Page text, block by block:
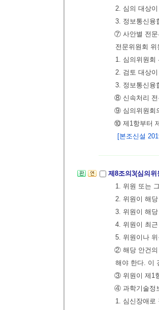
2. 심의 대상
3. 정보통신융
⑦ 사안별 전문
전문위원회
1. 심의위원회
2. 검토 대상
3. 정보통신융
⑧ 신속처리 전
⑨ 심의위원회
⑩ 제1항부터
[본조신설
제8조의3(심의
1. 위원 또는
2. 위원이 해
3. 위원이 해
4. 위원이 최
5. 위원이나
② 해당 안건의
해야 한다. 이
③ 위원이 제1
④ 과학기술정
1. 심신장애로